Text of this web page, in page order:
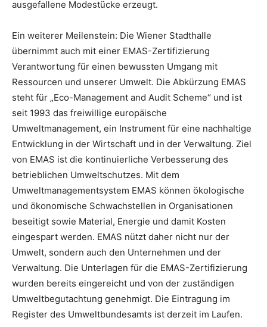
ausgefallene Modestücke erzeugt.
Ein weiterer Meilenstein: Die Wiener Stadthalle
übernimmt auch mit einer EMAS-Zertifizierung
Verantwortung für einen bewussten Umgang mit
Ressourcen und unserer Umwelt. Die Abkürzung EMAS
steht für „Eco-Management and Audit Scheme“ und ist
seit 1993 das freiwillige europäische
Umweltmanagement, ein Instrument für eine nachhaltige
Entwicklung in der Wirtschaft und in der Verwaltung. Ziel
von EMAS ist die kontinuierliche Verbesserung des
betrieblichen Umweltschutzes. Mit dem
Umweltmanagementsystem EMAS können ökologische
und ökonomische Schwachstellen in Organisationen
beseitigt sowie Material, Energie und damit Kosten
eingespart werden. EMAS nützt daher nicht nur der
Umwelt, sondern auch den Unternehmen und der
Verwaltung. Die Unterlagen für die EMAS-Zertifizierung
wurden bereits eingereicht und von der zuständigen
Umweltbegutachtung genehmigt. Die Eintragung im
Register des Umweltbundesamts ist derzeit im Laufen.